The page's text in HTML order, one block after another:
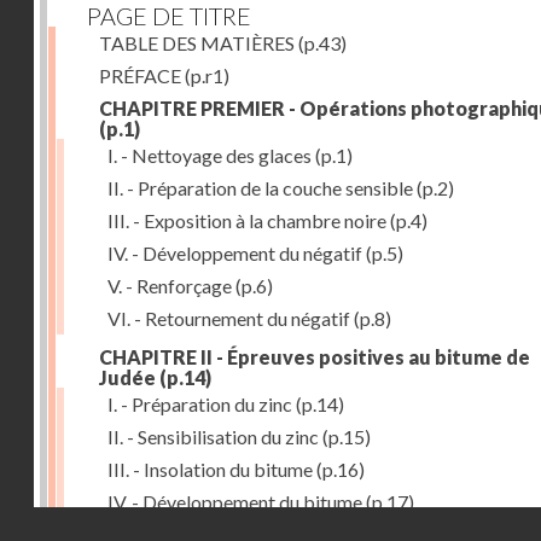
PAGE DE TITRE
TABLE DES MATIÈRES (p.43)
PRÉFACE(p.r1)
CHAPITRE PREMIER - Opérations
(p.1)
I. - Nettoyage des glaces (p.1)
II. - Préparation de la couche sensible(p.2)
III. - Exposition à la chambre noire(p.4)
IV. - Développement du négatif(p.5)
V. - Renforçage(p.6)
VI. - Retournement du négatif(p.8)
CHAPITRE II - Épreuves positives au bitume de
Judée (p.14)
I. - Préparation du zinc (p.14)
II. - Sensibilisation du zinc (p.15)
III. - Insolation du bitume(p.16)
IV. - Développement du bitume(p.17)